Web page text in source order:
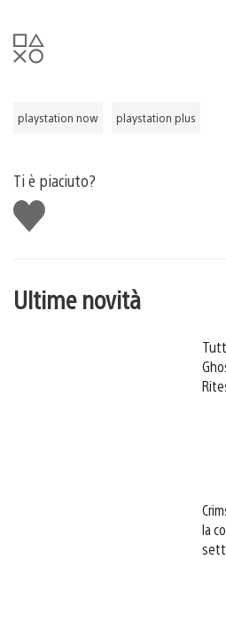
playstation now playstation plus
Ti è piaciuto?
Mi
piace
Ultime novità
la